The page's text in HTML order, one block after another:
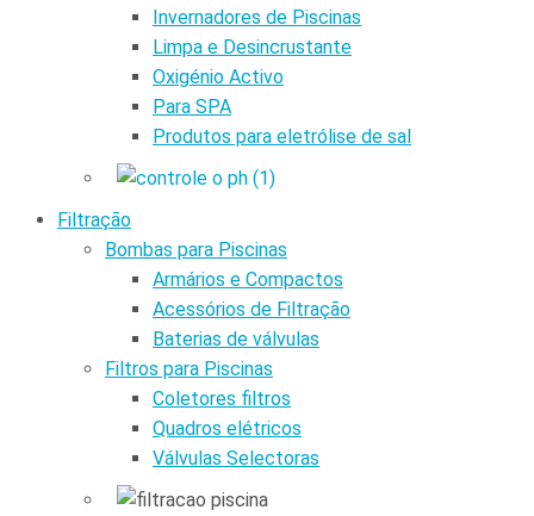
Invernadores de Piscinas
Limpa e Desincrustante
Oxigénio Activo
Para SPA
Produtos para eletrólise de sal
Filtração
Bombas para Piscinas
Armários e Compactos
Acessórios de Filtração
Baterias de válvulas
Filtros para Piscinas
Coletores filtros
Quadros elétricos
Válvulas Selectoras